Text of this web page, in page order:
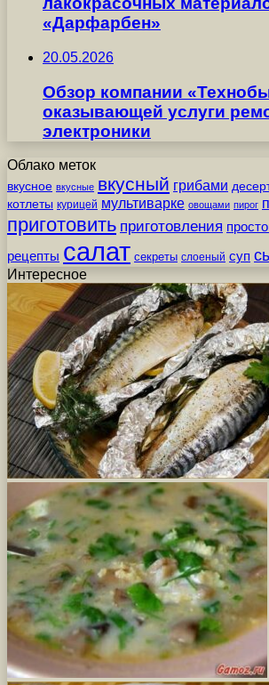
«Дарфарбен»
20.05.2026
Обзор компании
оказывающей услуги
электроники
Облако меток
вкусное вкусные вкусный грибами
котлеты курицей мультиварке овощами пирог
приготовить приготовления
рецепты салат секреты слоеный суп
Интересное